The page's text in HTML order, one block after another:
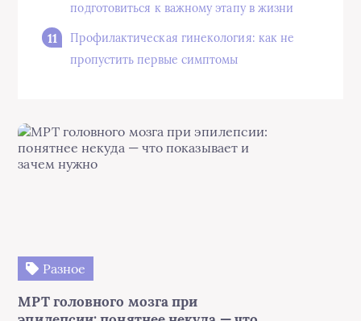
подготовиться к важному этапу в жизни
Профилактическая гинекология: как не
пропустить первые симптомы
Разное
МРТ головного мозга при